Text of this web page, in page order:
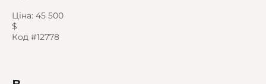
Ціна: 45 500
$
Код #12778